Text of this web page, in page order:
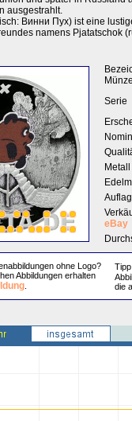
ausgestrahlt.
Винни Пух) ist eine
namens Pjatatschok
Münze
Serie
Metall
eBay
ohne Logo?
Abbildungen erhalten
.
die